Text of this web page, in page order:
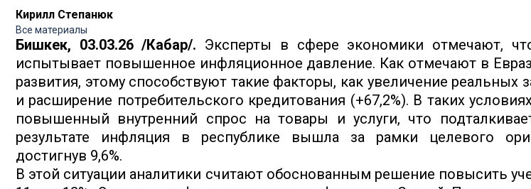
Кирилл Степанюк
Все материалы
Бишкек, 03.03.26 /Кабар/. Эксперты в сфере экономики отмечают,
испытывает повышенное инфляционное давление. Как отмечают в
развития, этому способствуют такие факторы, как увеличение реальных
и расширение потребительского кредитования (+67,2%). В таких
повышенный внутренний спрос на товары и услуги, что
результате инфляция в республике вышла за рамки целевого
достигнув 9,6%.
В этой ситуации аналитики считают обоснованным решение повысить